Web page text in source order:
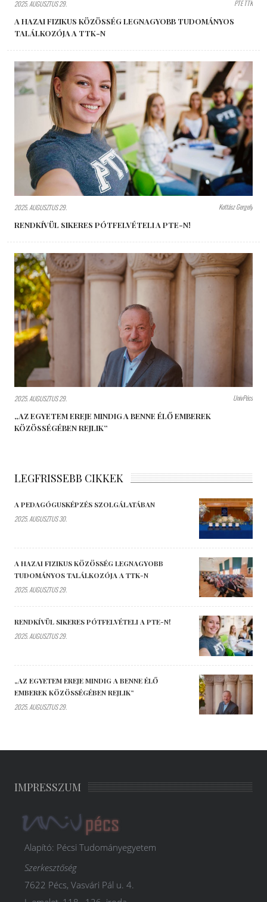
2025. AUGUSZTUS 29. PTE TTK
A HAZAI FIZIKUS KÖZÖSSÉG LEGNAGYOBB TUDOMÁNYOS
TALÁLKOZÓJA A TTK-N
2025. AUGUSZTUS 29. Kottász Gergely
RENDKÍVÜL SIKERES PÓTFELVÉTELI A PTE-N!
2025. AUGUSZTUS 29. UnivPécs
„AZ EGYETEM EREJE MINDIG A BENNE ÉLŐ EMBEREK
KÖZÖSSÉGÉBEN REJLIK”
LEGFRISSEBB CIKKEK
A PEDAGÓGUSKÉPZÉS SZOLGÁLATÁBAN
2025. AUGUSZTUS 30.
A HAZAI FIZIKUS KÖZÖSSÉG LEGNAGYOBB
TUDOMÁNYOS TALÁLKOZÓJA A TTK-N
2025. AUGUSZTUS 29.
RENDKÍVÜL SIKERES PÓTFELVÉTELI A PTE-N!
2025. AUGUSZTUS 29.
„AZ EGYETEM EREJE MINDIG A BENNE ÉLŐ
EMBEREK KÖZÖSSÉGÉBEN REJLIK”
2025. AUGUSZTUS 29.
IMPRESSZUM
Alapító: Pécsi Tudományegyetem
Szerkesztőség
7622 Pécs, Vasvári Pál u. 4.